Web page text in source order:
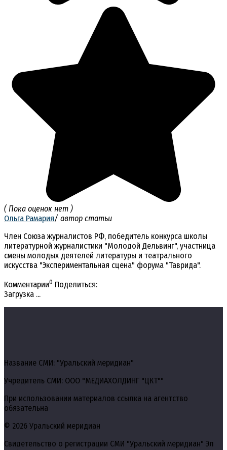
( Пока оценок нет )
Ольга Рамария/ автор статьи
Член Союза журналистов РФ, победитель конкурса школы
литературной журналистики "Молодой Дельвинг", участница
смены молодых деятелей литературы и театрального
искусства "Экспериментальная сцена" форума "Таврида".
Комментарии0 Поделиться:
Загрузка ...
Название СМИ: "Уральский меридиан"
Учредитель СМИ: ООО "МЕДИАХОЛДИНГ "ЦКТ""
При использовании материалов ссылка на агентство
обязательна
© 2026 Уральский меридиан
Свидетельство о регистрации СМИ "Уральский меридиан" Эл